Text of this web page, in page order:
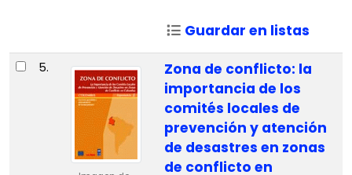
Guardar en listas
5.
Zona de conflicto: la
importancia de los
comités locales de
prevención y atención
de desastres en zonas
de conflicto en